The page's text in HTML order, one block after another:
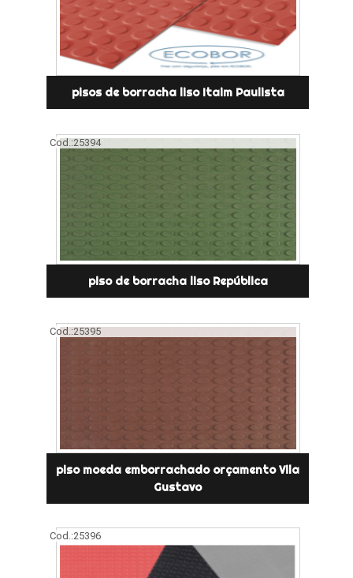
pisos de borracha liso Itaim Paulista
Cod.:25394
piso de borracha liso República
Cod.:25395
piso moeda emborrachado orçamento Vila
Gustavo
Cod.:25396